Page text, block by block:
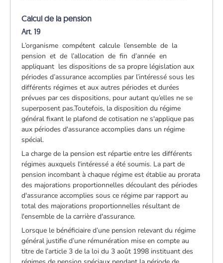
Calcul de la pension
Art. 19
L’organisme compétent calcule l’ensemble de la
pension et de l’allocation de fin d’année en
appliquant les dispositions de sa propre législation aux
périodes d’assurance accomplies par l’intéressé sous les
différents régimes et aux autres périodes et durées
prévues par ces dispositions, pour autant qu’elles ne se
superposent pas.Toutefois, la disposition du régime
général fixant le plafond de cotisation ne s'applique pas
aux périodes d'assurance accomplies dans un régime
spécial.
La charge de la pension est répartie entre les différents
régimes auxquels l'intéressé a été soumis. La part de
pension incombant à chaque régime est établie au prorata
des majorations proportionnelles découlant des périodes
d'assurance accomplies sous ce régime par rapport au
total des majorations proportionnelles résultant de
l'ensemble de la carrière d'assurance.
Lorsque le bénéficiaire d’une pension relevant du régime
général justifie d’une rémunération mise en compte au
titre de l’article 3 de la loi du 3 août 1998 instituant des